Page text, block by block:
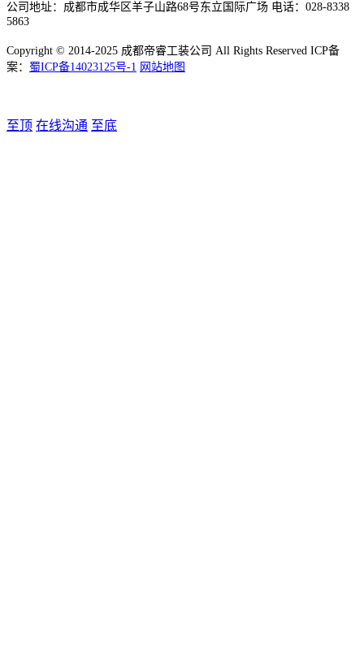
公司地址：成都市成华区羊子山路68号东立国际广场 电话：028-8338
5863
Copyright © 2014-2025 成都帝睿工装公司 All Rights Reserved ICP备
案： 蜀ICP备14023125号-1 网站地图
至顶 在线沟通 至底